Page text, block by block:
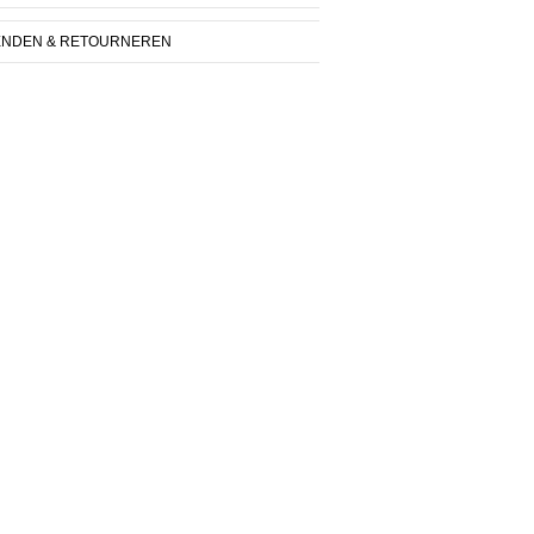
& RETOURNEREN